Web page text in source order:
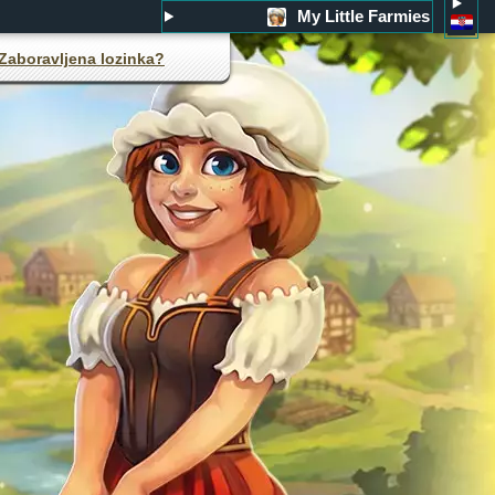
My Little Farmies
lozinka?